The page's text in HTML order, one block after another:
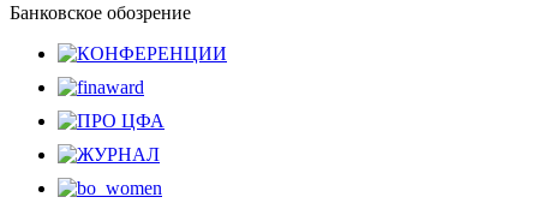
Банковское обозрение